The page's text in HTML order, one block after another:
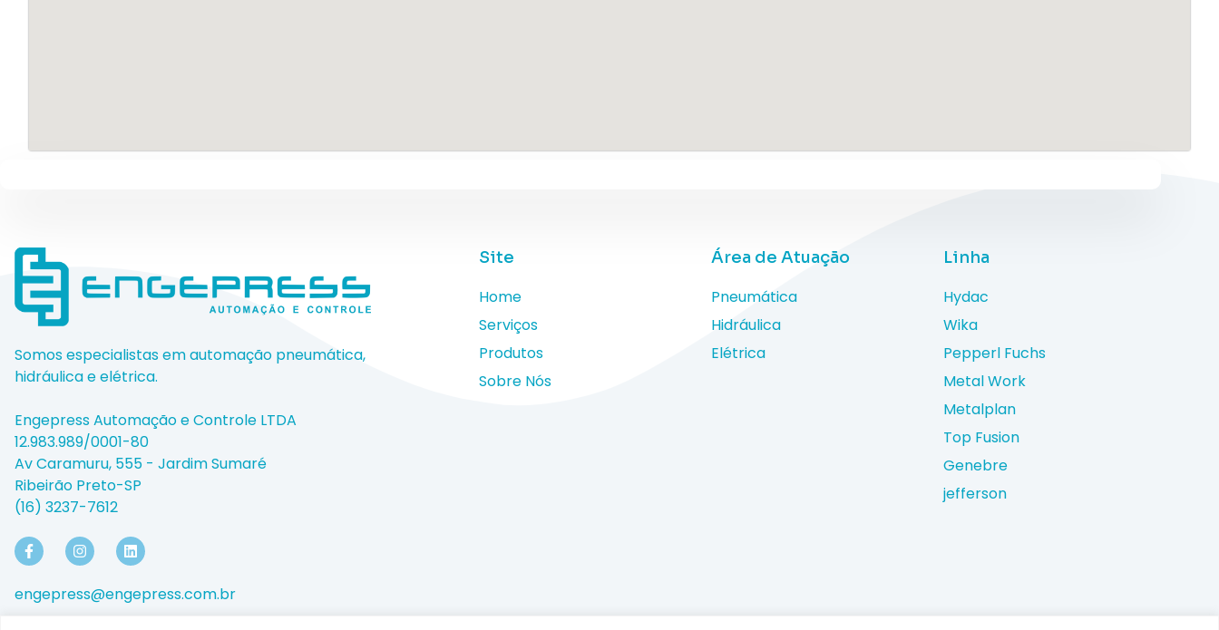
Somos especialistas em automação pneumática,
hidráulica e elétrica.
Engepress Automação e Controle LTDA
12.983.989/0001-80
Av Caramuru, 555 - Jardim Sumaré
Ribeirão Preto-SP
(16) 3237-7612
engepress@engepress.com.br
Site
Home
Serviços
Produtos
Sobre Nós
Área de Atuação
Pneumática
Hidráulica
Elétrica
Linha
Hydac
Wika
Pepperl Fuchs
Metal Work
Metalplan
Top Fusion
Genebre
jefferson